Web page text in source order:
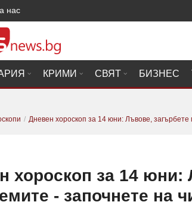
нас
КРИМИ СВЯТ БИЗНЕС
Дневен хороскоп за 14 юни: Лъвове, загърбете
хороскоп за 14 юни:
- започнете на